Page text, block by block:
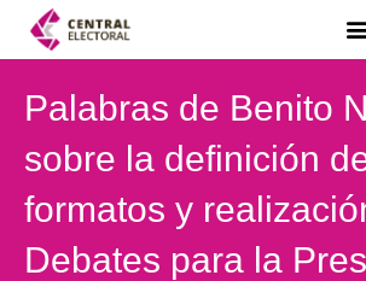
Palabras de Benito
sobre la definición
formatos y
Debates para la